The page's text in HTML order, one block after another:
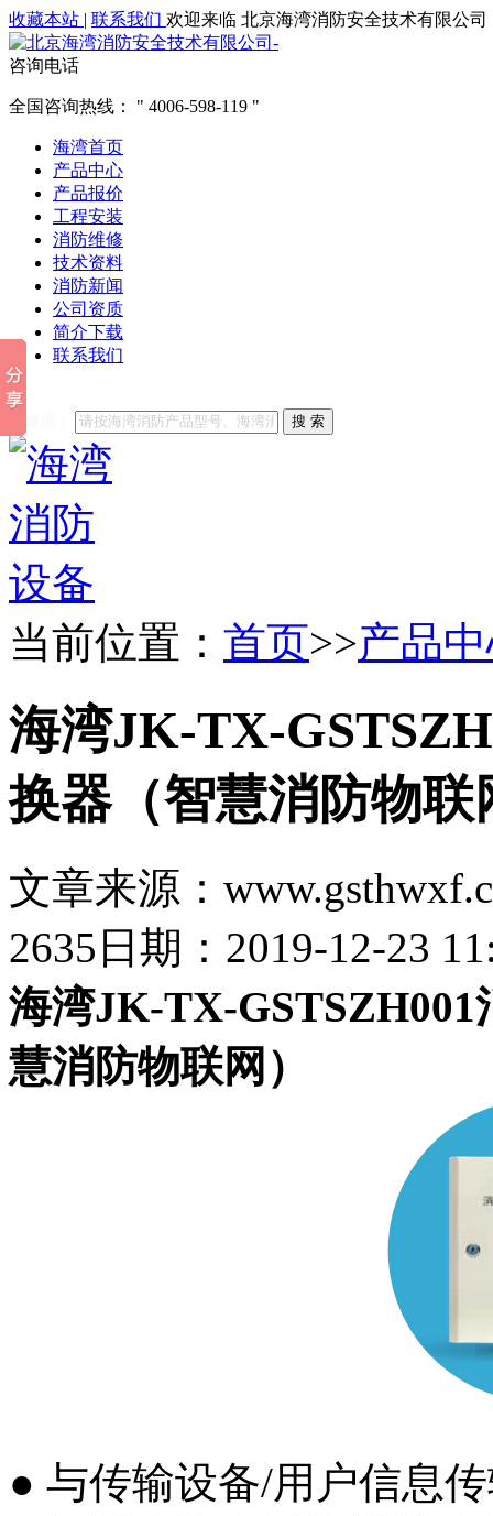
收藏本站 | 联系我们 欢迎来临 北京海湾消防安全技术有限公司
咨询电话
全国咨询热线： 4006-598-119
海湾首页
产品中心
产品报价
工程安装
消防维修
技术资料
消防新闻
公司资质
简介下载
联系我们
他们都在搜索:
搜 索
当前位置： 首页>>产品
海湾JK-TX-
换器（智慧消防物联
文章来源：
2635 日期：2019-12-23
海湾JK-TX-
慧消防物联网）
● 与传输设备/用户信息